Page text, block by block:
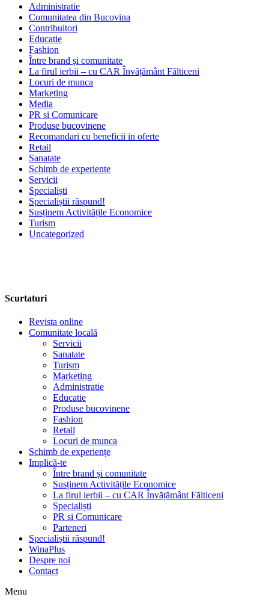
Administratie
Comunitatea din Bucovina
Contribuitori
Educatie
Fashion
Între brand și comunitate
La firul ierbii – cu CAR Învățământ Fălticeni
Locuri de munca
Marketing
Media
PR si Comunicare
Produse bucovinene
Recomandari cu beneficii in oferte
Retail
Sanatate
Schimb de experiente
Servicii
Specialiști
Specialiștii răspund!
Susținem Activitățile Economice
Turism
Uncategorized
Scurtaturi
Revista online
Comunitate locală
Servicii
Sanatate
Turism
Marketing
Administratie
Educatie
Produse bucovinene
Fashion
Retail
Locuri de munca
Schimb de experiențe
Implică-te
Între brand și comunitate
Susținem Activitățile Economice
La firul ierbii – cu CAR Învățământ Fălticeni
Specialiști
PR si Comunicare
Parteneri
Specialiștii răspund!
WinaPlus
Despre noi
Contact
Menu